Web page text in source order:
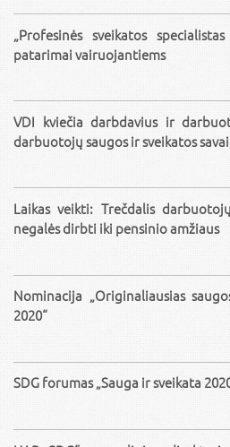
„Profesinės sveikatos
patarimai vairuojantiems
VDI kviečia darbdavius ir
darbuotojų saugos ir sveikatos
Laikas veikti: Trečdalis
negalės dirbti iki pensinio amžiaus
Nominacija „Originaliausias
2020“
SDG forumas „Sauga ir sveikata